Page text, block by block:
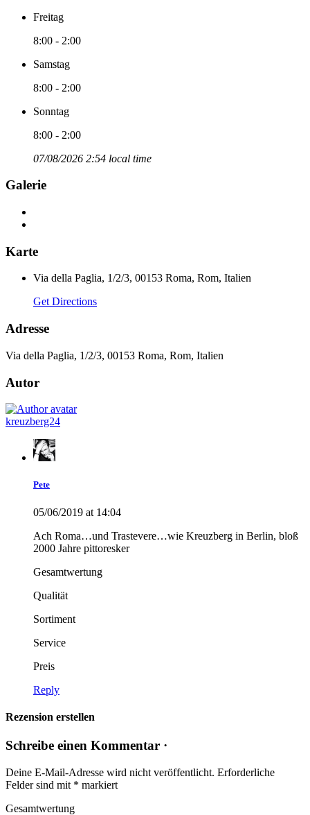
Freitag
8:00 - 2:00
Samstag
8:00 - 2:00
Sonntag
8:00 - 2:00
07/08/2026 2:54 local time
Galerie
Karte
Via della Paglia, 1/2/3, 00153 Roma, Rom, Italien
Get Directions
Adresse
Via della Paglia, 1/2/3, 00153 Roma, Rom, Italien
Autor
kreuzberg24
Pete
05/06/2019 at 14:04
Ach Roma…und Trastevere…wie Kreuzberg in Berlin, bloß
2000 Jahre pittoresker
Gesamtwertung
Qualität
Sortiment
Service
Preis
Reply
Rezension erstellen
Schreibe einen Kommentar ·
Deine E-Mail-Adresse wird nicht veröffentlicht. Erforderliche
Felder sind mit * markiert
Gesamtwertung